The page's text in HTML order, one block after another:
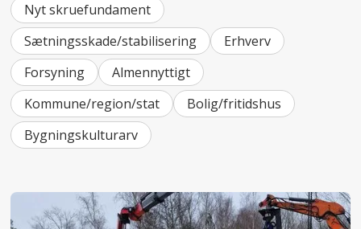
Nyt skruefundament
Sætningsskade/stabilisering
Erhverv
Forsyning
Almennyttigt
Kommune/region/stat
Bolig/fritidshus
Bygningskulturarv